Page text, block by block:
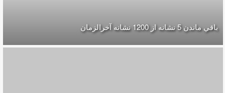
باقي ماندن 5 نشانه از 1200 نشانه‌ آخرالزمان